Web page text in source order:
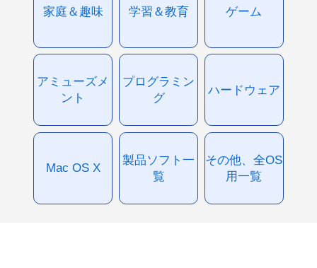
家庭＆趣味 学習＆教育 ゲーム
アミューズメ
ント
プログラミン
グ
ハードウェア
Mac OS X
製品ソフト一
覧
その他、全OS
用一覧